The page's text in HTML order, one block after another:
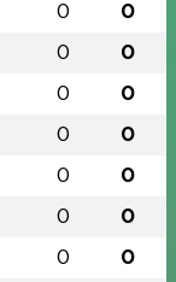
0 0
0 0
0 0
0 0
0 0
0 0
0 0